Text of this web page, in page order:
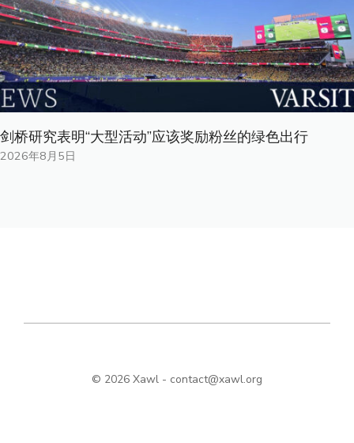
剑桥研究表明“大型活动”应该奖励粉丝的绿色出行
2026年8月5日
© 2026 Xawl - contact@xawl.org